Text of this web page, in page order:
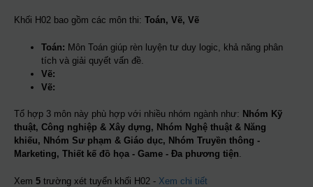
Khối H02 bao gồm các môn thi: Toán, Vẽ, Vẽ
Toán: Môn Toán giúp rèn luyện tư duy logic, khả năng phân
tích và giải quyết vấn đề.
Vẽ:
Vẽ:
Tổ hợp 3 môn này phù hợp với nhiều nhóm ngành như: Nhóm Kỹ
thuật, Công nghiệp & Xây dựng, Nhóm Nghệ thuật & Năng
khiếu, Nhóm Sư phạm & Giáo dục, Nhóm Truyền thông -
Marketing, Thiết kế đồ họa - Game - Đa phương tiện.
Xem 5 trường xét tuyển khối H02 - Xem chi tiết